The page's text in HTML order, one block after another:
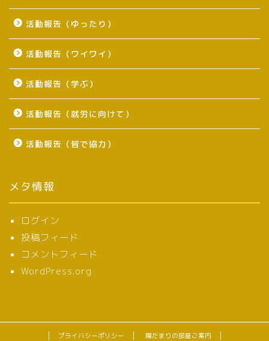
活動報告（ゆったり）
活動報告（ワイワイ）
活動報告（学ぶ）
活動報告（就労に向けて）
活動報告（皆で協力）
メタ情報
ログイン
投稿フィード
コメントフィード
WordPress.org
プライバシーポリシー 陽だまりの部屋ご案内